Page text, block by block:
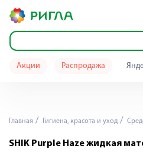
Акции Распродажа
Главная Гигиена, красота и уход
SHIK Purple Haze жидкая